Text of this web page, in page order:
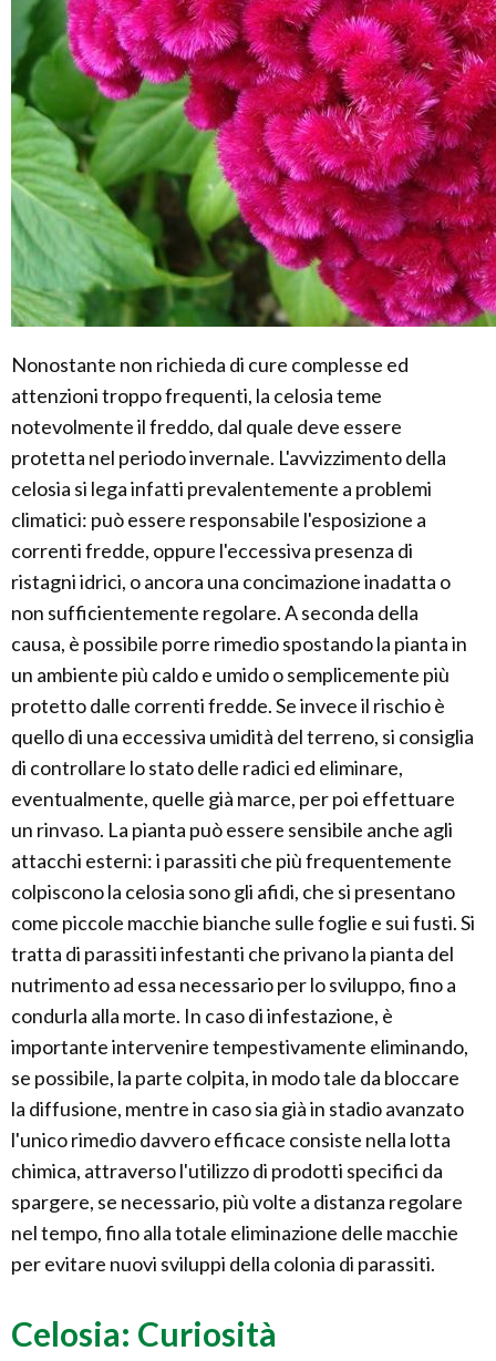
Nonostante non richieda di cure complesse ed
attenzioni troppo frequenti, la celosia teme
notevolmente il freddo, dal quale deve essere
protetta nel periodo invernale. L'avvizzimento della
celosia si lega infatti prevalentemente a problemi
climatici: può essere responsabile l'esposizione a
correnti fredde, oppure l'eccessiva presenza di
ristagni idrici, o ancora una concimazione inadatta o
non sufficientemente regolare. A seconda della
causa, è possibile porre rimedio spostando la pianta in
un ambiente più caldo e umido o semplicemente più
protetto dalle correnti fredde. Se invece il rischio è
quello di una eccessiva umidità del terreno, si consiglia
di controllare lo stato delle radici ed eliminare,
eventualmente, quelle già marce, per poi effettuare
un rinvaso. La pianta può essere sensibile anche agli
attacchi esterni: i parassiti che più frequentemente
colpiscono la celosia sono gli afidi, che si presentano
come piccole macchie bianche sulle foglie e sui fusti. Si
tratta di parassiti infestanti che privano la pianta del
nutrimento ad essa necessario per lo sviluppo, fino a
condurla alla morte. In caso di infestazione, è
importante intervenire tempestivamente eliminando,
se possibile, la parte colpita, in modo tale da bloccare
la diffusione, mentre in caso sia già in stadio avanzato
l'unico rimedio davvero efficace consiste nella lotta
chimica, attraverso l'utilizzo di prodotti specifici da
spargere, se necessario, più volte a distanza regolare
nel tempo, fino alla totale eliminazione delle macchie
per evitare nuovi sviluppi della colonia di parassiti.
Celosia: Curiosità